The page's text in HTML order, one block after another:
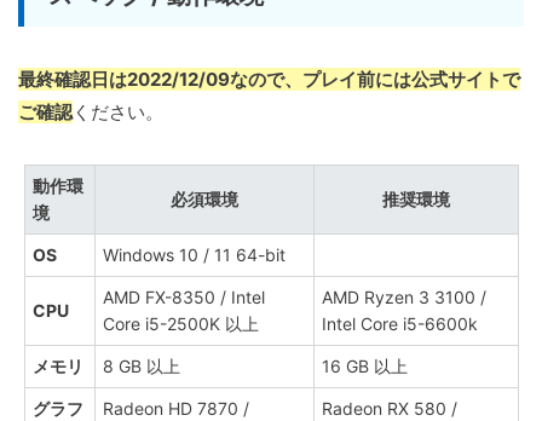
最終確認日は2022/12/09なので、プレイ前には公式サイトで
ご確認ください。
動作環
境
必須環境 推奨環境
OS Windows 10 / 11 64-bit
CPU
AMD FX-8350 / Intel
Core i5-2500K 以上
AMD Ryzen 3 3100 /
Intel Core i5-6600k
メモリ 8 GB 以上 16 GB 以上
グラフ
Radeon HD 7870 /
Radeon RX 580 /